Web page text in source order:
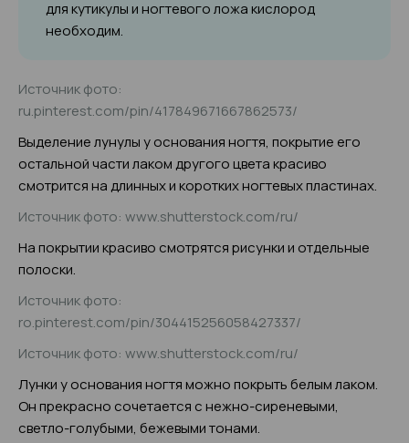
для кутикулы и ногтевого ложа кислород
необходим.
Источник фото:
ru.pinterest.com/pin/417849671667862573/
Выделение лунулы у основания ногтя, покрытие его
остальной части лаком другого цвета красиво
смотрится на длинных и коротких ногтевых пластинах.
Источник фото: www.shutterstock.com/ru/
На покрытии красиво смотрятся рисунки и отдельные
полоски.
Источник фото:
ro.pinterest.com/pin/304415256058427337/
Источник фото: www.shutterstock.com/ru/
Лунки у основания ногтя можно покрыть белым лаком.
Он прекрасно сочетается с нежно-сиреневыми,
светло-голубыми, бежевыми тонами.